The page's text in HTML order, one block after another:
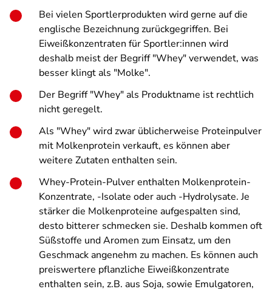
Bei vielen Sportlerprodukten wird gerne auf die
englische Bezeichnung zurückgegriffen. Bei
Eiweißkonzentraten für Sportler:innen wird
deshalb meist der Begriff "Whey" verwendet, was
besser klingt als "Molke".
Der Begriff "Whey" als Produktname ist rechtlich
nicht geregelt.
Als "Whey" wird zwar üblicherweise Proteinpulver
mit Molkenprotein verkauft, es können aber
weitere Zutaten enthalten sein.
Whey-Protein-Pulver enthalten Molkenprotein-
Konzentrate, -Isolate oder auch -Hydrolysate. Je
stärker die Molkenproteine aufgespalten sind,
desto bitterer schmecken sie. Deshalb kommen oft
Süßstoffe und Aromen zum Einsatz, um den
Geschmack angenehm zu machen. Es können auch
preiswertere pflanzliche Eiweißkonzentrate
enthalten sein, z.B. aus Soja, sowie Emulgatoren,